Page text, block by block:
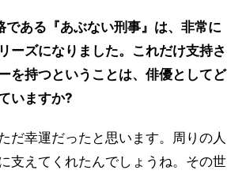
ある『あぶない刑事』は、非常に
ーズになりました。これだけ支持さ
を持つということは、俳優としてど
いますか?
だ幸運だったと思います。周りの人
支えてくれたんでしょうね。その世